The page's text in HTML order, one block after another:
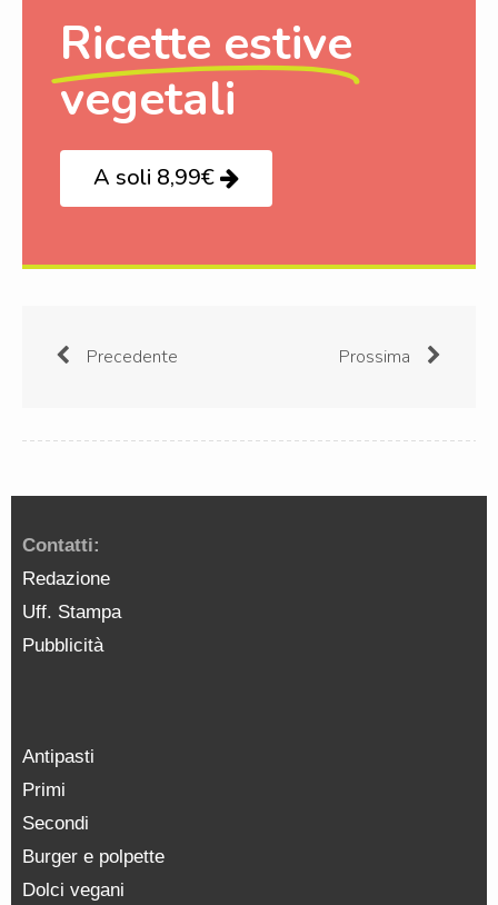
Ricette estive
vegetali
A soli 8,99€
Precedente Prossima
Contatti:
Redazione
Uff. Stampa
Pubblicità
Antipasti
Primi
Secondi
Burger e polpette
Dolci vegani